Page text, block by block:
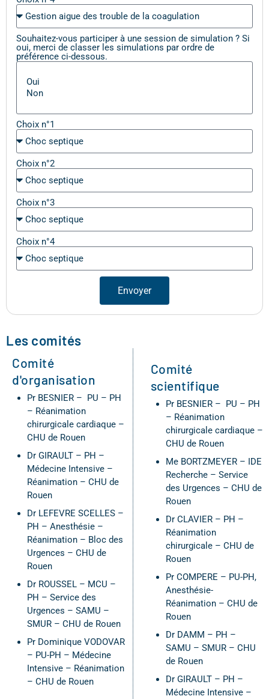
Souhaitez-vous participer à une session de simulation ? Si
oui, merci de classer les simulations par ordre de
préférence ci-dessous.
Choix n°1
Choix n°2
Choix n°3
Choix n°4
Envoyer
Les comités
Comité
d'organisation
Pr BESNIER – PU – PH
– Réanimation
chirurgicale cardiaque –
CHU de Rouen
Dr GIRAULT – PH –
Médecine Intensive –
Réanimation – CHU de
Rouen
Dr LEFEVRE SCELLES –
PH – Anesthésie –
Réanimation – Bloc des
Urgences – CHU de
Rouen
Dr ROUSSEL – MCU –
PH – Service des
Urgences – SAMU –
SMUR – CHU de Rouen
Pr Dominique VODOVAR
– PU-PH – Médecine
Intensive – Réanimation
– CHU de Rouen
Comité
scientifique
Pr BESNIER – PU – PH
– Réanimation
chirurgicale cardiaque –
CHU de Rouen
Me BORTZMEYER – IDE
Recherche – Service
des Urgences – CHU de
Rouen
Dr CLAVIER – PH –
Réanimation
chirurgicale – CHU de
Rouen
Pr COMPERE – PU-PH,
Anesthésie-
Réanimation – CHU de
Rouen
Dr DAMM – PH –
SAMU – SMUR – CHU
de Rouen
Dr GIRAULT – PH –
Médecine Intensive –